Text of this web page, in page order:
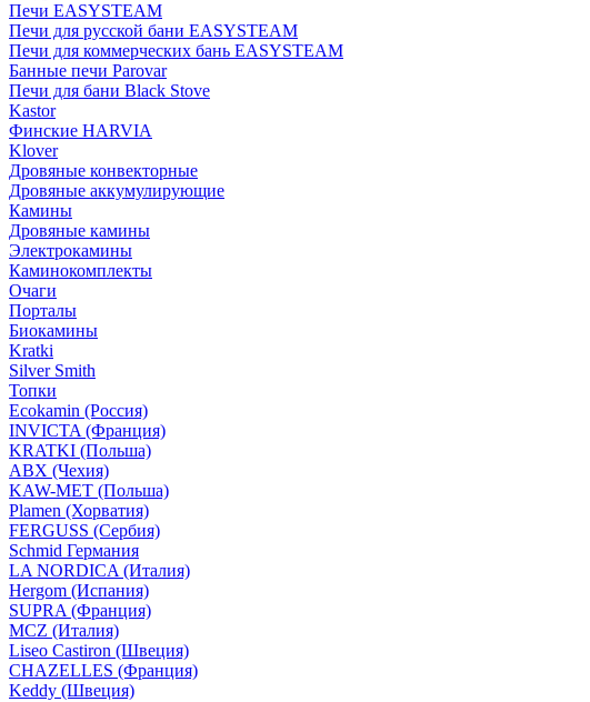
Печи EASYSTEAM
Печи для русской бани EASYSTEAM
Печи для коммерческих бань EASYSTEAM
Банные печи Parovar
Печи для бани Black Stove
Kastor
Финские HARVIA
Klover
Дровяные конвекторные
Дровяные аккумулирующие
Камины
Дровяные камины
Электрокамины
Каминокомплекты
Очаги
Порталы
Биокамины
Kratki
Silver Smith
Топки
Ecokamin (Россия)
INVICTA (Франция)
KRATKI (Польша)
ABX (Чехия)
KAW-MET (Польша)
Plamen (Хорватия)
FERGUSS (Сербия)
Schmid Германия
LA NORDICA (Италия)
Hergom (Испания)
SUPRA (Франция)
MCZ (Италия)
Liseo Castiron (Швеция)
CHAZELLES (Франция)
Keddy (Швеция)